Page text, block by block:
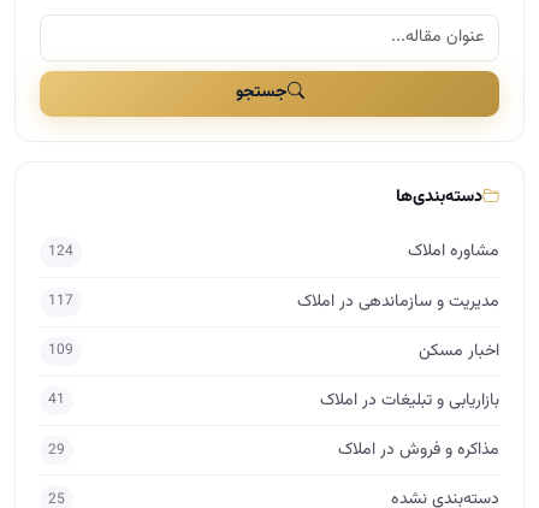
جستجو
دسته‌بندی‌ها
مشاوره املاک 124
مدیریت و سازماندهی در املاک 117
اخبار مسکن 109
بازاریابی و تبلیغات در املاک 41
مذاکره و فروش در املاک 29
دسته‌بندی نشده 25